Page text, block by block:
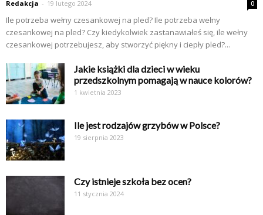
Redakcja - 19 lutego 2024 0
Ile potrzeba wełny czesankowej na pled? Ile potrzeba wełny
czesankowej na pled? Czy kiedykolwiek zastanawiałeś się, ile wełny
czesankowej potrzebujesz, aby stworzyć piękny i ciepły pled?...
Jakie książki dla dzieci w wieku
przedszkolnym pomagają w nauce kolorów?
1 kwietnia 2023
Ile jest rodzajów grzybów w Polsce?
19 sierpnia 2023
Czy istnieje szkoła bez ocen?
11 stycznia 2024